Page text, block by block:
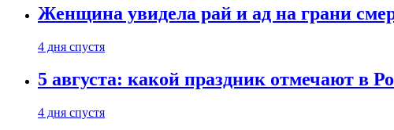
Женщина увидела рай и ад на грани
4 дня спустя
5 августа: какой праздник отмечают в
4 дня спустя